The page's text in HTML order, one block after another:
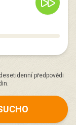
předpovědi